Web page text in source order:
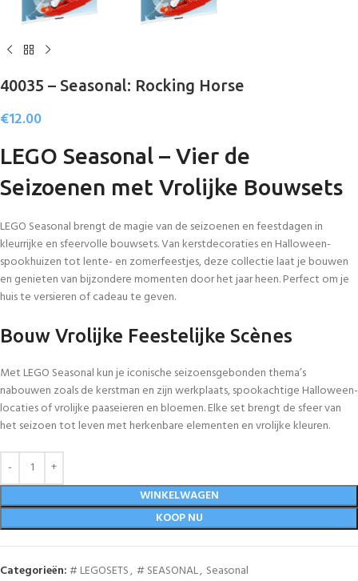
40035 – Seasonal: Rocking Horse
€12.00
LEGO Seasonal – Vier de
Seizoenen met Vrolijke Bouwsets
LEGO Seasonal brengt de magie van de seizoenen en feestdagen in
kleurrijke en sfeervolle bouwsets. Van kerstdecoraties en Halloween-
spookhuizen tot lente- en zomerfeestjes, deze collectie laat je bouwen
en genieten van bijzondere momenten door het jaar heen. Perfect om je
huis te versieren of cadeau te geven.
Bouw Vrolijke Feestelijke Scènes
Met LEGO Seasonal kun je iconische seizoensgebonden thema’s
nabouwen zoals de kerstman en zijn werkplaats, spookachtige Halloween-
locaties of vrolijke paaseieren en bloemen. Elke set brengt de sfeer van
het seizoen tot leven met herkenbare elementen en vrolijke kleuren.
WINKELWAGEN
KOOP NU
Categorieën:# LEGOSETS, # SEASONAL, Seasonal